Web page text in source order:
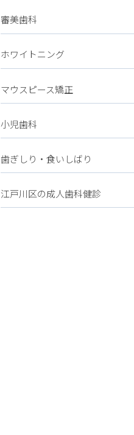
審美歯科
ホワイトニング
マウスピース矯正
小児歯科
歯ぎしり・食いしばり
江戸川区の成人歯科健診